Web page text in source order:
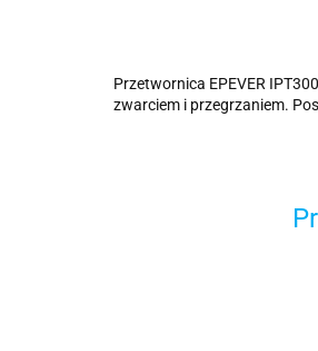
Przetwornica EPEVER
zwarciem i przegrzaniem.